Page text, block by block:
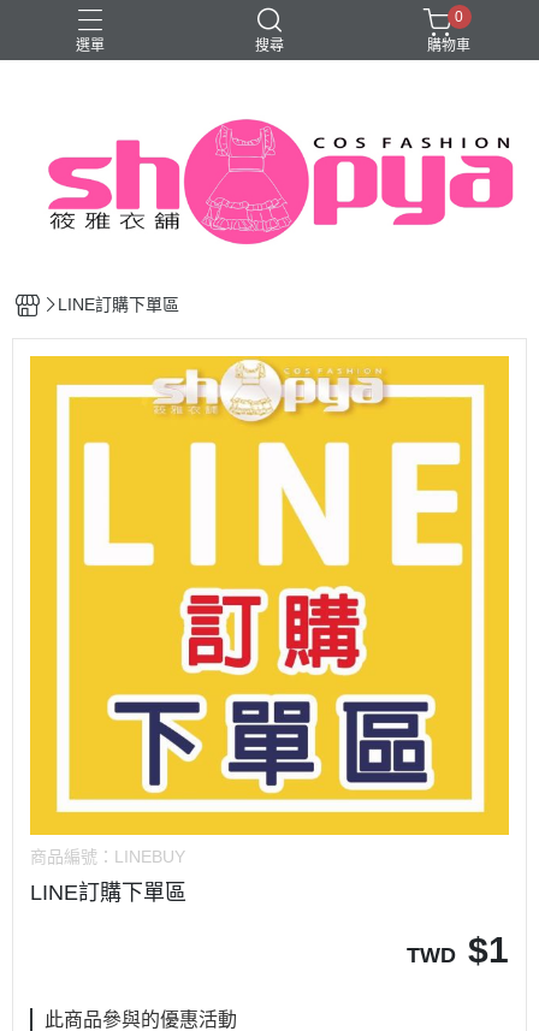
選單 搜尋
旗袍
0
購物車
LINE訂購下單區
商品編號： LINEBUY
LINE訂購下單區
TWD $1
此商品參與的優惠活動